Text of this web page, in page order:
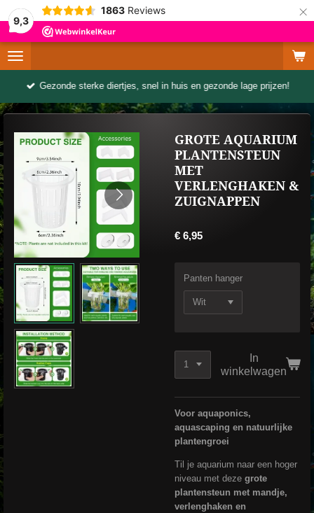
9,3
1863 Reviews ×
Gezonde sterke diertjes, snel in huis en gezonde lage prijzen!
GROTE AQUARIUM
PLANTENSTEUN
MET
VERLENGHAKEN &
ZUIGNAPPEN
€ 6,95
Panten hanger
In
winkelwagen
Voor aquaponics,
aquascaping en natuurlijke
plantengroei
Til je aquarium naar een hoger
niveau met deze grote
plantensteun met mandje,
verlenghaken en